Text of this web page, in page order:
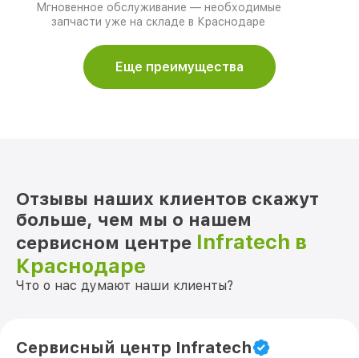
Мгновенное обслуживание — необходимые
запчасти уже на складе в Краснодаре
Еще преимущества
Отзывы наших клиентов скажут
больше, чем мы о нашем
сервисном центре Infratech в
Краснодаре
Что о нас думают наши клиенты?
Сервисный центр Infratech